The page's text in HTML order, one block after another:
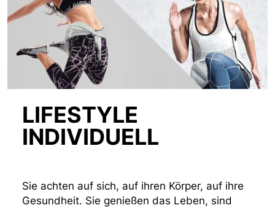
LIFESTYLE
INDIVIDUELL
Sie achten auf sich, auf ihren Körper, auf ihre
Gesundheit. Sie genießen das Leben, sind